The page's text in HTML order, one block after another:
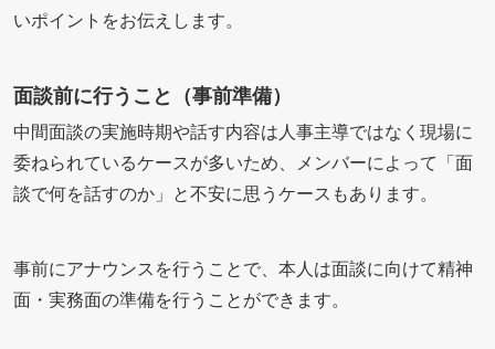
いポイントをお伝えします。
面談前に行うこと（事前準備）
中間面談の実施時期や話す内容は人事主導ではなく現場に
委ねられているケースが多いため、メンバーによって「面
談で何を話すのか」と不安に思うケースもあります。
事前にアナウンスを行うことで、本人は面談に向けて精神
面・実務面の準備を行うことができます。